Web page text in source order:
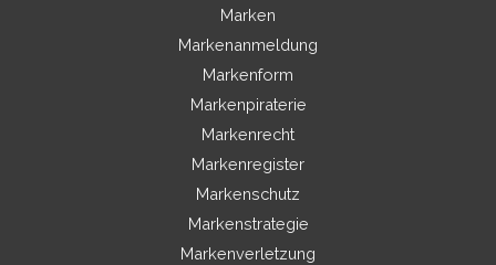
Marken
Markenanmeldung
Markenform
Markenpiraterie
Markenrecht
Markenregister
Markenschutz
Markenstrategie
Markenverletzung